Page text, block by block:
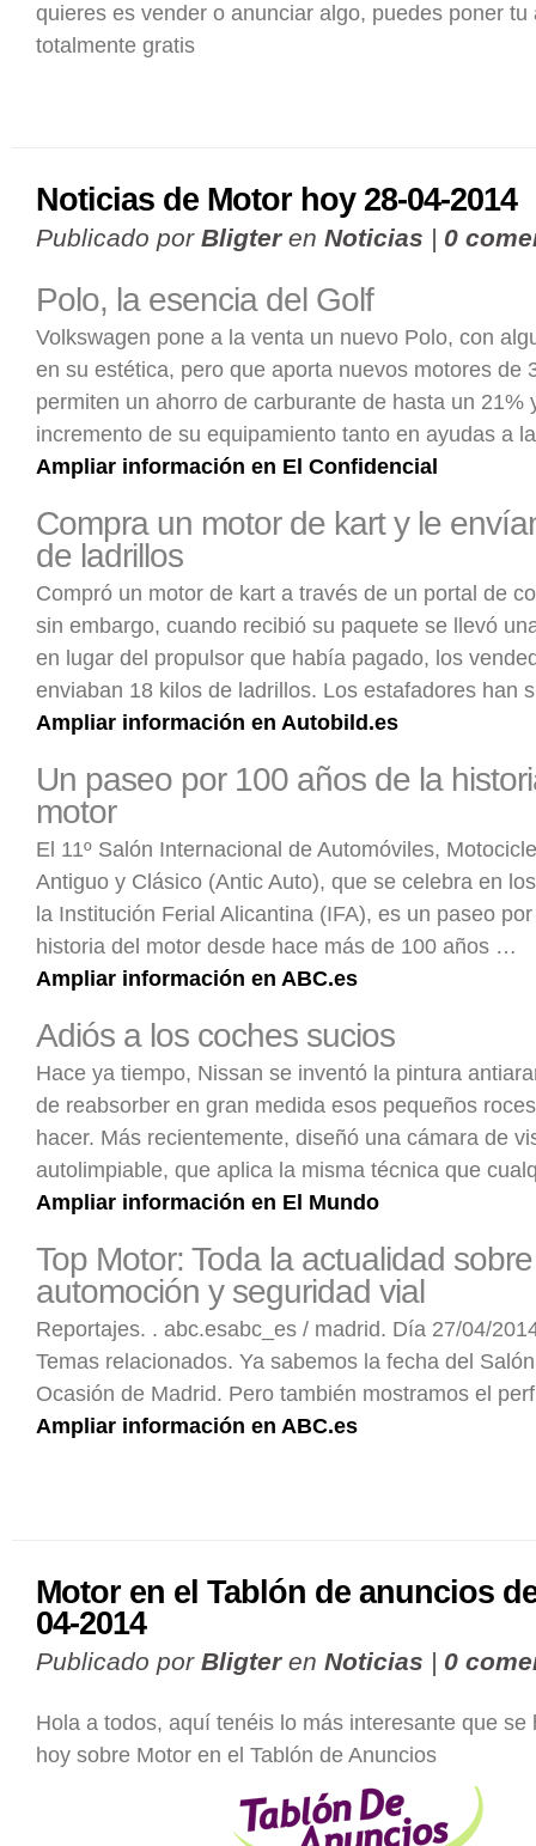
quieres es vender o anunciar algo, puedes poner tu
totalmente gratis
Noticias de Motor hoy 28-04-2014
Publicado por Bligteren Noticias | 0
Polo, la esencia del Golf
Volkswagen pone a la venta un nuevo Polo, con
en su estética, pero que aporta nuevos motores de
permiten un ahorro de carburante de hasta un 21%
incremento de su equipamiento tanto en ayudas a
Ampliar información en El Confidencial
Compra un motor de kart y le
de ladrillos
Compró un motor de kart a través de un portal de
sin embargo, cuando recibió su paquete se llevó
en lugar del propulsor que había pagado, los
enviaban 18 kilos de ladrillos. Los estafadores han
Ampliar información en Autobild.es
Un paseo por 100 años de la
motor
El 11º Salón Internacional de Automóviles,
Antiguo y Clásico (Antic Auto), que se celebra en
la Institución Ferial Alicantina (IFA), es un paseo
historia del motor desde hace más de 100 años …
Ampliar información en ABC.es
Adiós a los coches sucios
Hace ya tiempo, Nissan se inventó la pintura
de reabsorber en gran medida esos pequeños
hacer. Más recientemente, diseñó una cámara de
autolimpiable, que aplica la misma técnica que
Ampliar información en El Mundo
Top Motor: Toda la actualidad
automoción y seguridad vial
Reportajes. . abc.esabc_es / madrid. Día 27/04/
Temas relacionados. Ya sabemos la fecha del
Ocasión de Madrid. Pero también mostramos el
Ampliar información en ABC.es
Motor en el Tablón de anuncios
04-2014
Publicado por Bligteren Noticias | 0
Hola a todos, aquí tenéis lo más interesante que se
hoy sobre Motor en el Tablón de Anuncios